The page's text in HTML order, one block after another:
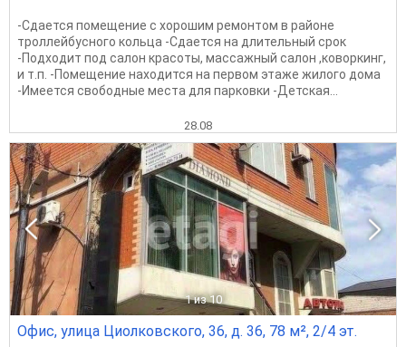
-Сдается помещение с хорошим ремонтом в районе
троллейбусного кольца -Сдается на длительный срок
-Подходит под салон красоты, массажный салон ,коворкинг,
и т.п. -Помещение находится на первом этаже жилого дома
-Имеется свободные места для парковки -Детская...
28.08
1 из 10
Офис, улица Циолковского, 36, д. 36, 78 м², 2/4 эт.